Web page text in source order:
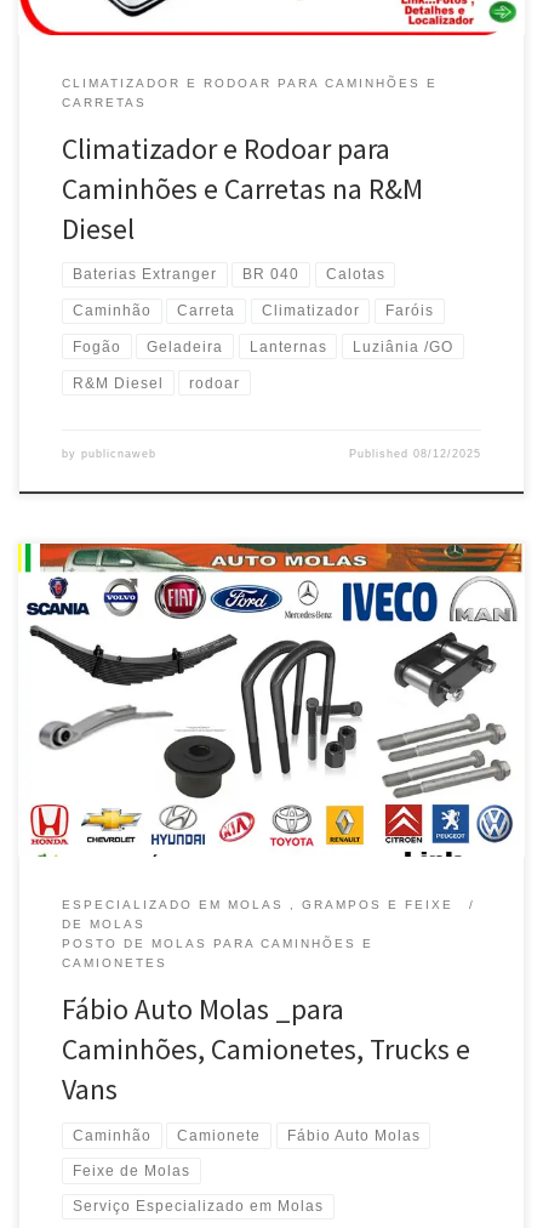
CLIMATIZADOR E RODOAR PARA CAMINHÕES E
CARRETAS
Climatizador e Rodoar para
Caminhões e Carretas na R&M
Diesel
Baterias Extranger BR 040 Calotas
Caminhão Carreta Climatizador Faróis
Fogão Geladeira Lanternas Luziânia /GO
R&M Diesel rodoar
by publicnaweb Published08/12/2025
FÁBIO Auto Molas , Serviço Especializado em Molas para
Caminhões , Camionetes , Trucks e Vans – Taguatinga /DF
Caminhão Scania , Serviço de Molas e Feixe de Molas – Taguatinga
/DF Caminhão Volvo , Serviço de Molas e Feixe de Molas –
Taguatinga /DF Mercedes Benz , Serviço de […]
ESPECIALIZADO EM MOLAS , GRAMPOS E FEIXE
DE MOLAS
POSTO DE MOLAS PARA CAMINHÕES E
CAMIONETES
Fábio Auto Molas _para
Caminhões, Camionetes, Trucks e
Vans
Caminhão Camionete Fábio Auto Molas
Feixe de Molas
Serviço Especializado em Molas